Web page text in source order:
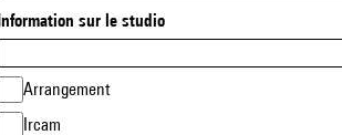
Information sur le studio
Arrangement
Ircam